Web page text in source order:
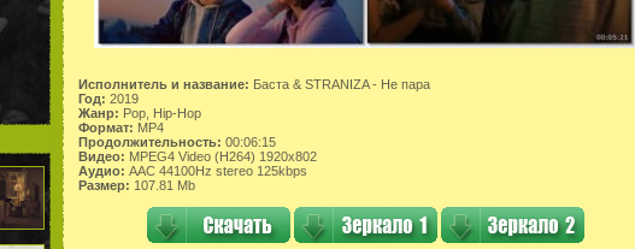
Исполнитель и название: Баста & STRANIZA - Не пара
Год: 2019
Жанр: Pop, Hip-Hop
Формат: MP4
Продолжительность: 00:06:15
Видео: MPEG4 Video (H264) 1920x802
Аудио: AAC 44100Hz stereo 125kbps
Размер: 107.81 Mb